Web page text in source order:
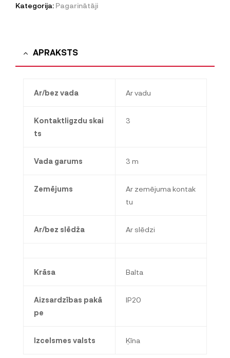
Kategorija: Pagarinātāji
APRAKSTS
Ar/bez vada Ar vadu
Kontaktligzdu skai
ts
3
Vada garums 3 m
Zemējums
Ar zemējuma kontak
tu
Ar/bez slēdža Ar slēdzi
Krāsa Balta
Aizsardzības pakā
pe
IP20
Izcelsmes valsts Ķīna